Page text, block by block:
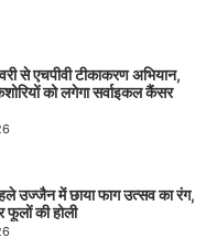
से एचपीवी टीकाकरण अभियान,
को लगेगा सर्वाइकल कैंसर
उज्जैन में छाया फाग उत्सव का रंग,
फूलों की होली